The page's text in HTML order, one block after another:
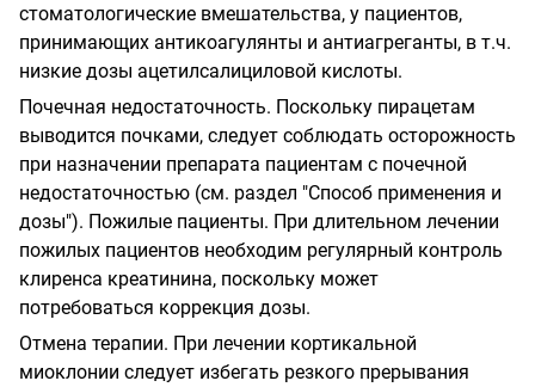
стоматологические вмешательства, у пациентов,
принимающих антикоагулянты и антиагреганты, в т.ч.
низкие дозы ацетилсалициловой кислоты.
Почечная недостаточность. Поскольку пирацетам
выводится почками, следует соблюдать осторожность
при назначении препарата пациентам с почечной
недостаточностью (см. раздел "Способ применения и
дозы"). Пожилые пациенты. При длительном лечении
пожилых пациентов необходим регулярный контроль
клиренса креатинина, поскольку может
потребоваться коррекция дозы.
Отмена терапии. При лечении кортикальной
миоклонии следует избегать резкого прерывания